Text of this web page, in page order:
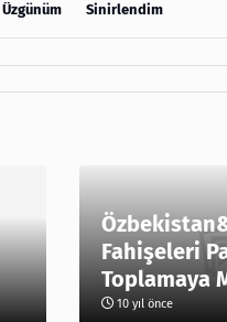
Üzgünüm Sinirlendim
Fahişeleri
Toplamaya
10 yıl önce